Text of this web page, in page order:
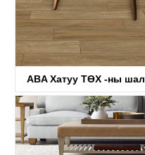
ABA Хатуу ТӨХ -ны шал
KTV8034